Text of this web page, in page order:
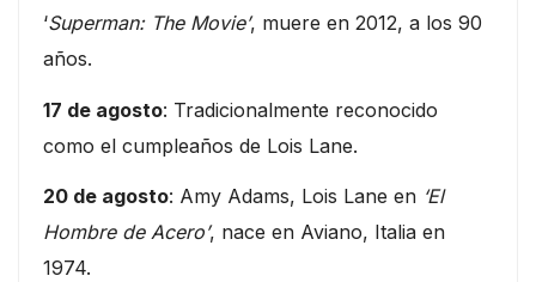
‘Superman: The Movie’, muere en 2012, a los 90
años.
17 de agosto: Tradicionalmente reconocido
como el cumpleaños de Lois Lane.
20 de agosto: Amy Adams, Lois Lane en ‘El
Hombre de Acero’, nace en Aviano, Italia en
1974.